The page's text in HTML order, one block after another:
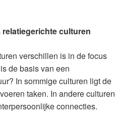
culturen
verschillen is in de focus
de basis van een
In sommige culturen ligt de
taken. In andere culturen
connecties.